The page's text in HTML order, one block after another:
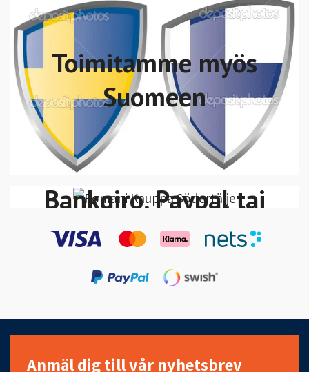
Toimitamme myös
Suomeen
Voit maksaa Swish,
VISA/MasterCard
Bankgiro, Paypal tai
Klarna Lasku-Maksa
30 päivän kuluessa
Anmäl dig till vår nyhetsbrev